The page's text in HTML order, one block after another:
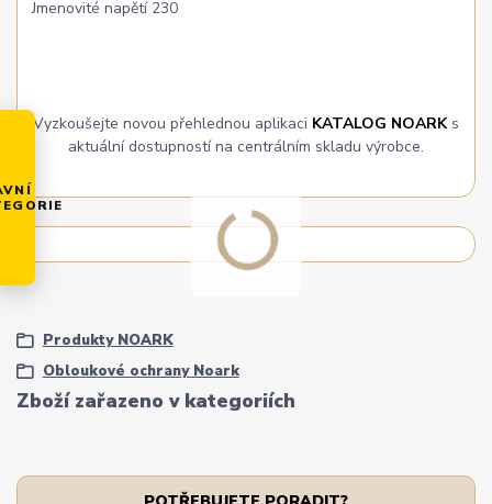
Jmenovité napětí 230
Vyzkoušejte novou přehlednou aplikaci KATALOG NOARKs
aktuální dostupností na centrálním skladu výrobce.
Zboží zařazeno v kategoriích
Produkty NOARK
Obloukové ochrany Noark